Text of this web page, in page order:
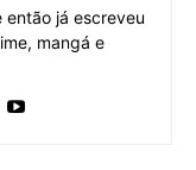
então já escreveu
mangá e